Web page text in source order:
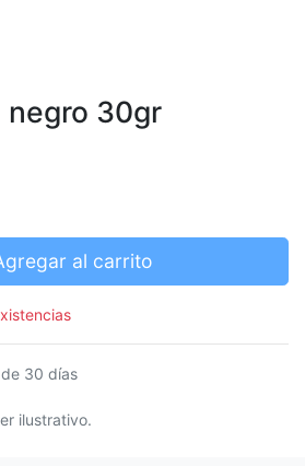
negro 30gr
al carrito
30 días
ilustrativo.